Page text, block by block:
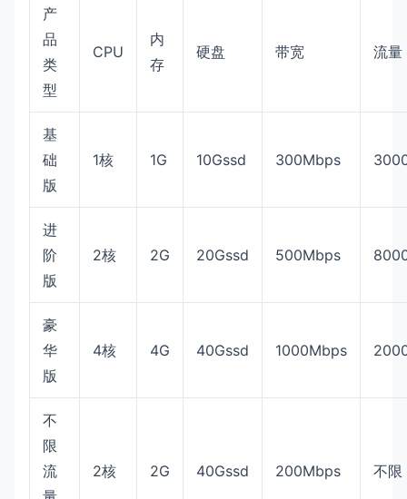
产
品
类
型
CPU
内
存
硬盘 带宽 流量
基
础
版
1核 1G 10Gssd 300Mbps
进
阶
版
2核 2G 20Gssd 500Mbps
豪
华
版
4核 4G 40Gssd 1000Mbps
不
限
流
2核 2G 40Gssd 200Mbps 不限